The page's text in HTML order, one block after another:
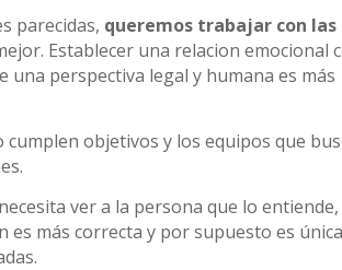
parecidas, queremos trabajar con las
Establecer una relacion emocional
perspectiva legal y humana es más
objetivos y los equipos que
ver a la persona que lo
es más correcta y por supuesto es